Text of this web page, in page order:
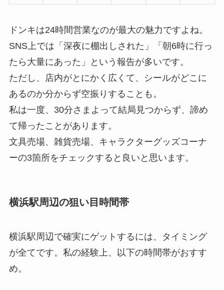
ドンキは24時間営業なのが最大の魅力ですよね。
SNS上では「深夜に棚出しされた」「朝6時に行っ
たら大量にあった」という報告が多いです。
ただし、店内がとにかく広くて、シールがどこに
あるのか分からず空振りすることも。
私は一度、30分さまよって結局見つからず、諦め
て帰ったことがあります。
文具売場、雑貨売場、キャラクターグッズコーナ
ーの3箇所をチェックすると良いと思います。
横浜駅周辺の狙い目時間帯
横浜駅周辺で確実にゲットするには、タイミング
が全てです。私の経験上、以下の時間帯がおすす
め。